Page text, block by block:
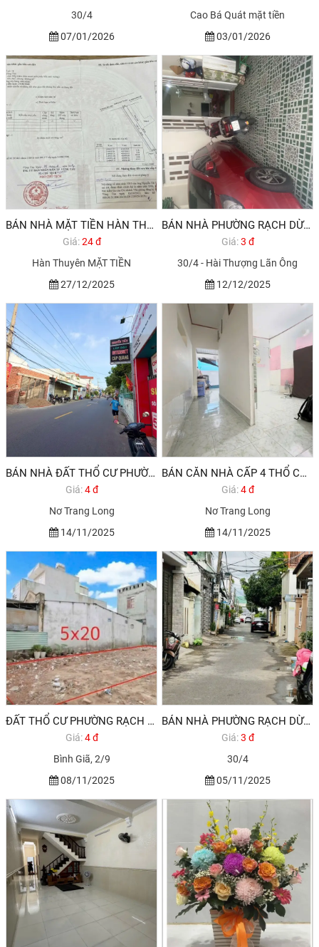
30/4
07/01/2026
Cao Bá Quát mặt tiền
03/01/2026
BÁN NHÀ MẶT TIỀN HÀN THUYÊN PHƯỜNG RẠCH DỪA 530M2
Giá:24 đ
Hàn Thuyên MẶT TIỀN
27/12/2025
BÁN NHÀ PHƯỜNG RẠCH DỪA 3,990 TỶ 2025
Giá:3 đ
30/4 - Hài Thượng Lãn Ông
12/12/2025
BÁN NHÀ ĐẤT THỔ CƯ PHƯỜNG RẠCH DỪA VŨNG TÀU
Giá:4 đ
Nơ Trang Long
14/11/2025
BÁN CĂN NHÀ CẤP 4 THỔ CƯ BÌA RIÊNG HẺM 55 NƠ TRANG LONG, PHƯỜNG RẠCH DỪA, TP VŨNG TÀU.
Giá:4 đ
Nơ Trang Long
14/11/2025
ĐẤT THỔ CƯ PHƯỜNG RẠCH DỪA ĐƯỜNG 2/9 VŨNG TÀU
Giá:4 đ
Bình Giã, 2/9
08/11/2025
BÁN NHÀ PHƯỜNG RẠCH DỪA GIÁ DƯỚI 4 TỶ
Giá:3 đ
30/4
05/11/2025